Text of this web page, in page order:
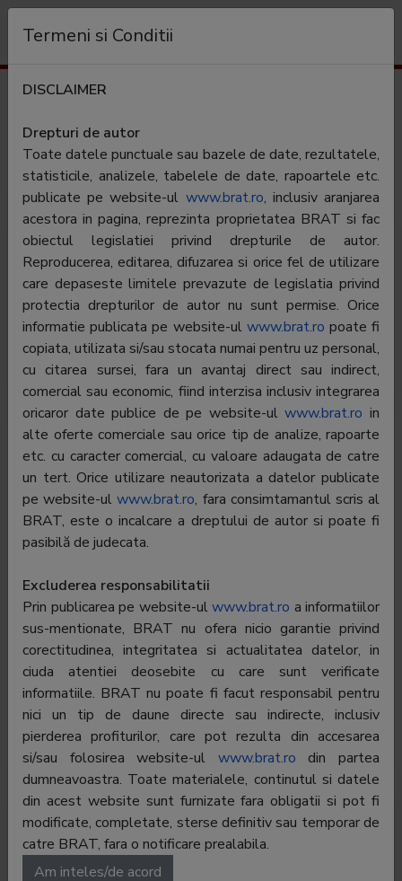
sport.ro
Categorie:Sport
www.sport.ro – Televiziunea s-a mutat pe internet:
cele mai multe stiri video din sport, ultimele declaratii,
goluri si faze spectaculoase plus emisiuni si meciuri
live.
Editor: Pro TV SRL
Director general: Aleksandras Cesnavicius
Reprezentant BRAT:
Sector 2
Telefon: 031-825.05.60
vlad.stanilescu@protv.ro
Regie publicitate: Pro TV SRL
Departament
Vlad Stanilescu
Trafic România Trafic global Audiență
Profil audiență
Termeni si Conditii
DISCLAIMER
Drepturi de autor
Toate datele punctuale sau bazele de date, rezultatele,
statisticile, analizele, tabelele de date, rapoartele etc.
publicate pe website-ul www.brat.ro, inclusiv aranjarea
acestora in pagina, reprezinta proprietatea BRAT si fac
obiectul legislatiei privind drepturile de autor.
Reproducerea, editarea, difuzarea si orice fel de utilizare
care depaseste limitele prevazute de legislatia privind
protectia drepturilor de autor nu sunt permise. Orice
informatie publicata pe website-ul www.brat.ro poate fi
copiata, utilizata si/sau stocata numai pentru uz personal,
cu citarea sursei, fara un avantaj direct sau indirect,
comercial sau economic, fiind interzisa inclusiv integrarea
oricaror date publice de pe website-ulwww.brat.ro in
alte oferte comerciale sau orice tip de analize, rapoarte
etc. cu caracter comercial, cu valoare adaugata de catre
un tert. Orice utilizare neautorizata a datelor publicate
pe website-ulwww.brat.ro, fara consimtamantul scris al
BRAT, este o incalcare a dreptului de autor si poate fi
pasibilă de judecata.
Excluderea responsabilitatii
Prin publicarea pe website-ulwww.brat.ro a informatiilor
sus-mentionate, BRAT nu ofera nicio garantie privind
corectitudinea, integritatea si actualitatea datelor, in
ciuda atentiei deosebite cu care sunt verificate
informatiile. BRAT nu poate fi facut responsabil pentru
nici un tip de daune directe sau indirecte, inclusiv
pierderea profiturilor, care pot rezulta din accesarea
si/sau folosirea website-ul www.brat.ro din partea
dumneavoastra. Toate materialele, continutul si datele
din acest website sunt furnizate fara obligatii si pot fi
modificate, completate, sterse definitiv sau temporar de
catre BRAT, fara o notificare prealabila.
Am inteles/de acord